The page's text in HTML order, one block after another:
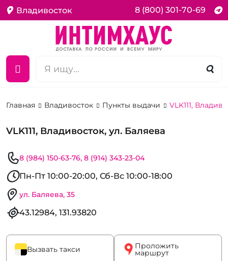
Владивосток 8 (800) 301-70-69
Главная Владивосток Пункты выдачи VLK111,
VLK111, Владивосток, ул. Баляева
8 (984) 150-63-76 8 (914) 343-23-04
Пн-Пт 10:00-20:00, Сб-Вс 10:00-18:00
ул. Баляева, 35
43.12984, 131.93820
Вызвать такси Проложить
маршрут